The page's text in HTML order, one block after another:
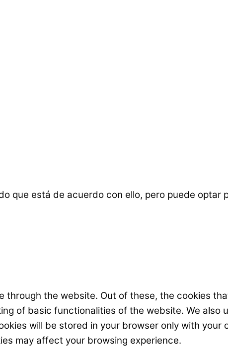
que está de acuerdo con ello, pero puede optar
through the website. Out of these, the cookies
of basic functionalities of the website. We also
will be stored in your browser only with your
may affect your browsing experience.